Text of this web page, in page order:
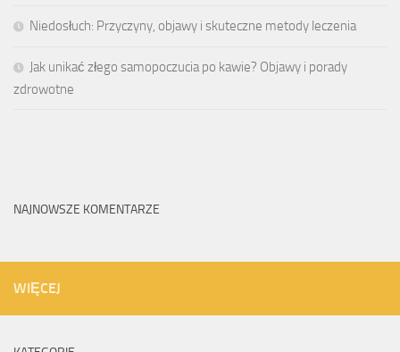
Niedosłuch: Przyczyny, objawy i skuteczne metody leczenia
Jak unikać złego samopoczucia po kawie? Objawy i porady
zdrowotne
NAJNOWSZE KOMENTARZE
WIĘCEJ